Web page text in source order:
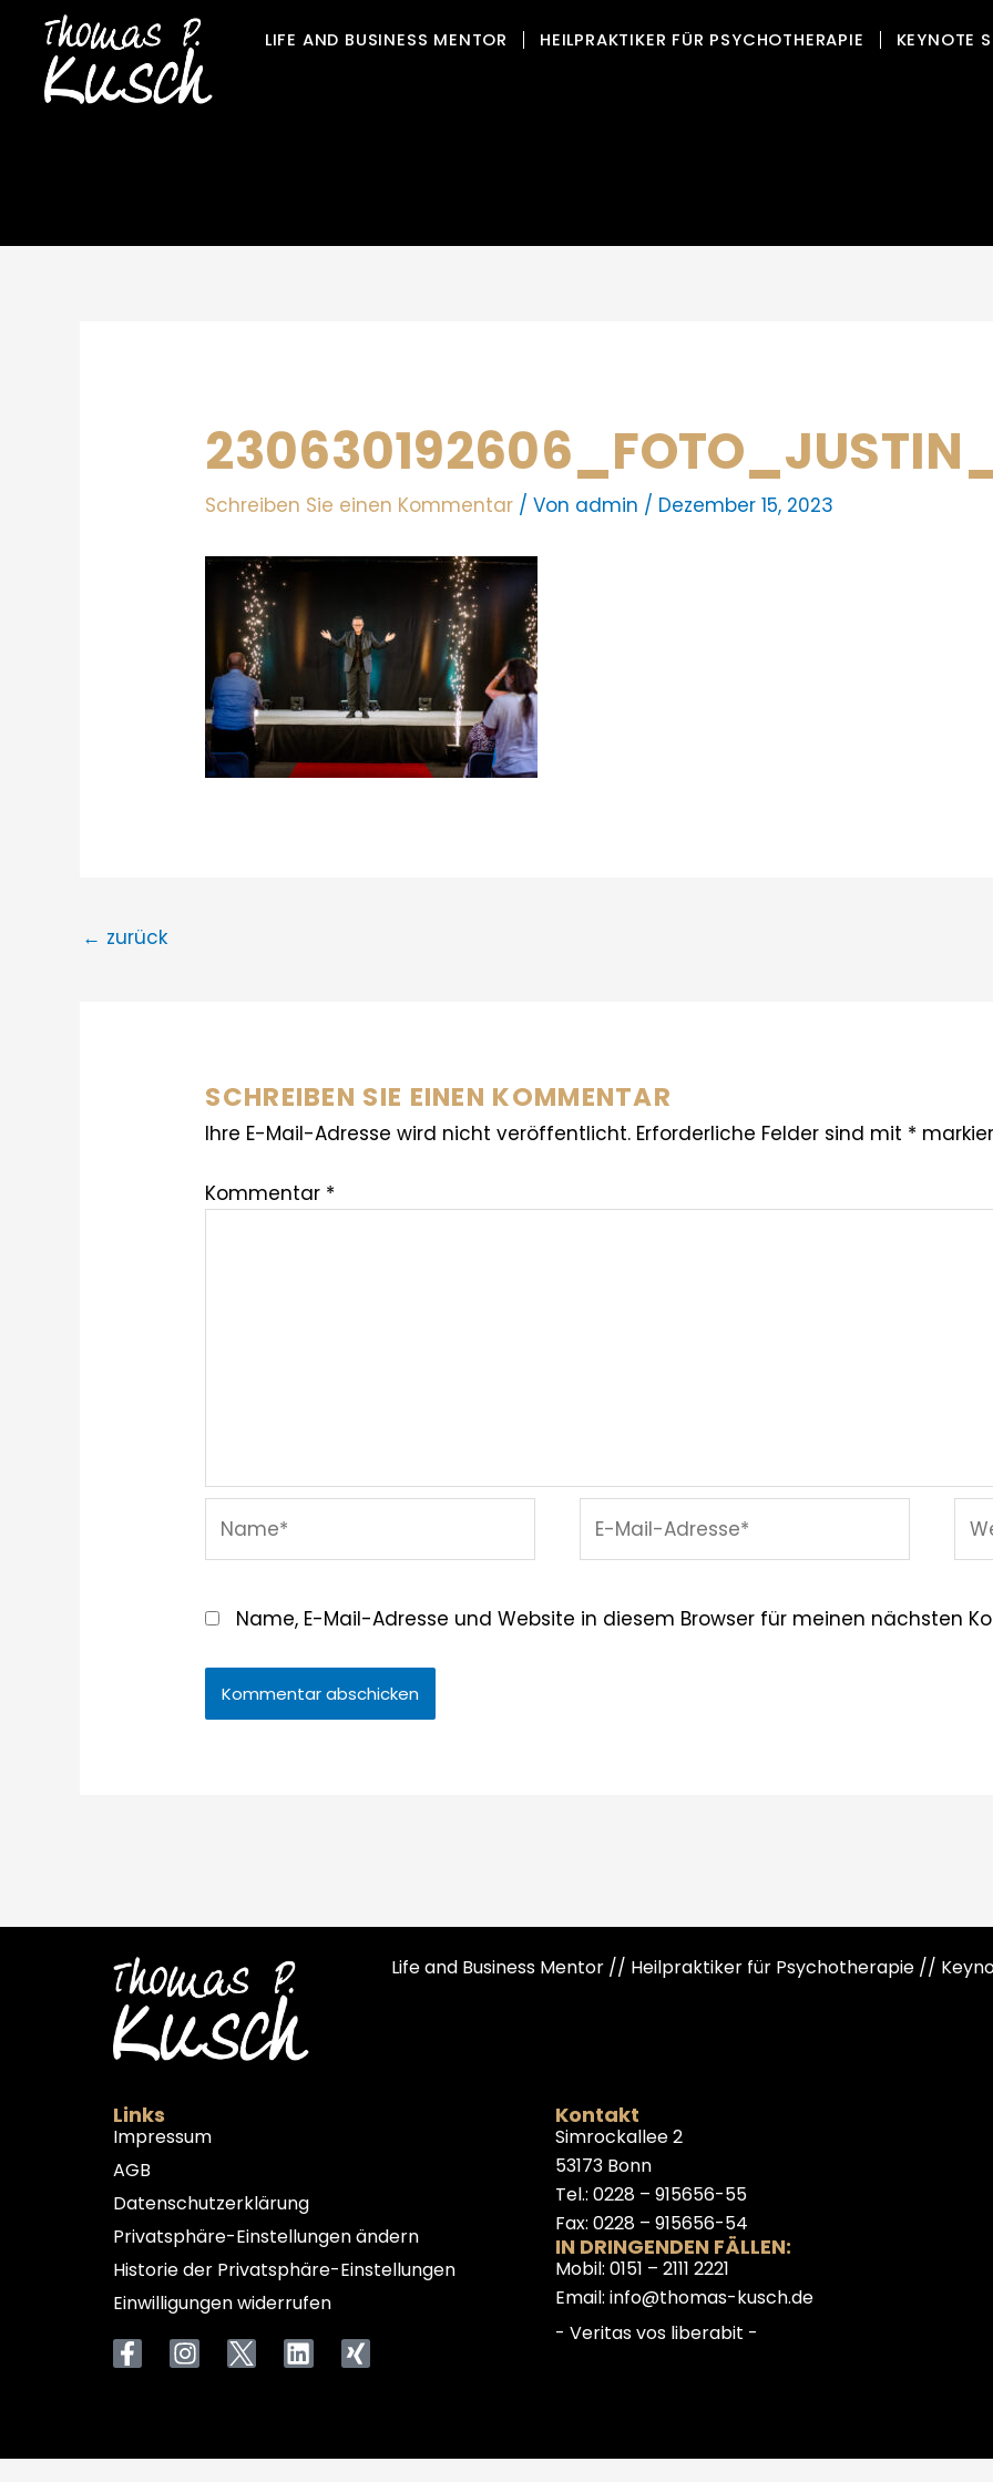
Inhalt
springen
LIFE AND BUSINESS MENTOR HEILPRAKTIKER FÜR PSYCHOTHERAPIE KEYNOTE
Schreiben Sie einen Kommentar / Von admin / Dezember 15, 2023
← zurück
SCHREIBEN SIE EINEN KOMMENTAR
Ihre E-Mail-Adresse wird nicht veröffentlicht. Erforderliche Felder sind mit *
Kommentar *
Mail-
Name, E-Mail-Adresse und Website in diesem Browser für meinen nächsten
Life and Business Mentor // Heilpraktiker für Psychotherapie //
Links
Impressum
AGB
Datenschutzerklärung
Privatsphäre-Einstellungen ändern
Historie der Privatsphäre-Einstellungen
Einwilligungen widerrufen
Kontakt
Simrockallee 2
53173 Bonn
Tel.: 0228 – 915656-55
Fax: 0228 – 915656-54
IN DRINGENDEN FÄLLEN:
Mobil: 0151 – 2111 2221
Email: info@thomas-kusch.de
- Veritas vos liberabit -